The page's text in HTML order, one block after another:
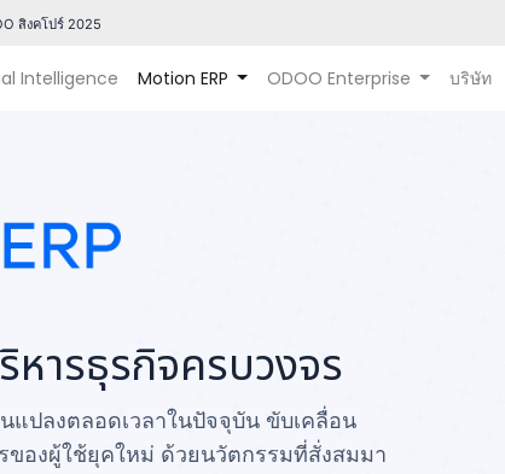
สิงคโปร์ 2025
Intelligence Motion ERP ODOO Enterprise บริษัท
ารธุรกิจครบวงจร
แปลงตลอดเวลาในปัจจุบัน ขับเคลื่อน
องผู้ใช้ยุคใหม่ ด้วยนวัตกรรมที่สั่งสมมา